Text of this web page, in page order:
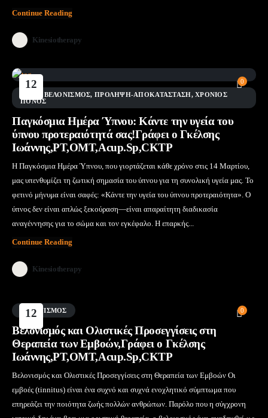
Continue Reading
Kinesiotherapy
12
0
ΒΕΛΟΝΙΣΜΌΣ, ΠΡΌΛΗΨΗ-ΑΠΟΚΑΤΆΣΤΑΣΗ,ΧΡΌΝΙΟΣ
ΠΌΝΟΣ
Παγκόσμια Ημέρα Ύπνου: Κάντε την υγεία του
ύπνου προτεραιότητά σας!Γράφει ο Γκέλσης
Ιωάννης,PT,OMT,Acup.Sp,CKTP
Η Παγκόσμια Ημέρα Ύπνου, που γιορτάζεται κάθε χρόνο στις 14 Μαρτίου,
μας υπενθυμίζει τη ζωτική σημασία του ύπνου για τη συνολική υγεία μας. Το
φετινό μήνυμα είναι σαφές: «Κάντε την υγεία του ύπνου προτεραιότητα». Ο
ύπνος δεν είναι απλώς ξεκούραση—είναι απαραίτητη διαδικασία
αναγέννησης για το σώμα και τον εγκέφαλο. Η επαρκής...
Continue Reading
Kinesiotherapy
12 0
ΒΕΛΟΝΙΣΜΌΣ
Βελονισμός και Ολιστικές Προσεγγίσεις στη
Θεραπεία των Εμβοών,Γράφει ο Γκέλσης
Ιωάννης,PT,OMT,Acup.Sp,CKTP
Βελονισμός και Ολιστικές Προσεγγίσεις στη Θεραπεία των Εμβοών Οι
εμβοές (tinnitus) είναι ένα συχνό και συχνά ενοχλητικό σύμπτωμα που
επηρεάζει την ποιότητα ζωής πολλών ανθρώπων. Παρόλο που η σύγχρονη